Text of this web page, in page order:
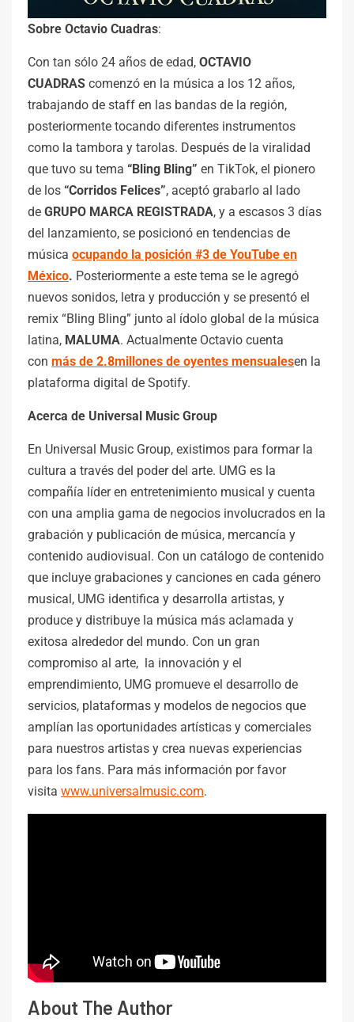
Sobre Octavio Cuadras:
Con tan sólo 24 años de edad, OCTAVIO
CUADRAS comenzó en la música a los 12 años,
trabajando de staff en las bandas de la región,
posteriormente tocando diferentes instrumentos
como la tambora y tarolas. Después de la viralidad
que tuvo su tema “Bling Bling” en TikTok, el pionero
de los “Corridos Felices”, aceptó grabarlo al lado
de GRUPO MARCA REGISTRADA, y a escasos 3 días
del lanzamiento, se posicionó en tendencias de
música ocupando la posición #3 de YouTube en
México. Posteriormente a este tema se le agregó
nuevos sonidos, letra y producción y se presentó el
remix “Bling Bling” junto al ídolo global de la música
latina, MALUMA. Actualmente Octavio cuenta
con más de 2.8millones de oyentes mensualesen la
plataforma digital de Spotify.
Acerca de Universal Music Group
En Universal Music Group, existimos para formar la
cultura a través del poder del arte. UMG es la
compañía líder en entretenimiento musical y cuenta
con una amplia gama de negocios involucrados en la
grabación y publicación de música, mercancía y
contenido audiovisual. Con un catálogo de contenido
que incluye grabaciones y canciones en cada género
musical, UMG identifica y desarrolla artistas, y
produce y distribuye la música más aclamada y
exitosa alrededor del mundo. Con un gran
compromiso al arte, la innovación y el
emprendimiento, UMG promueve el desarrollo de
servicios, plataformas y modelos de negocios que
amplían las oportunidades artísticas y comerciales
para nuestros artistas y crea nuevas experiencias
para los fans. Para más información por favor
visita www.universalmusic.com.
About The Author